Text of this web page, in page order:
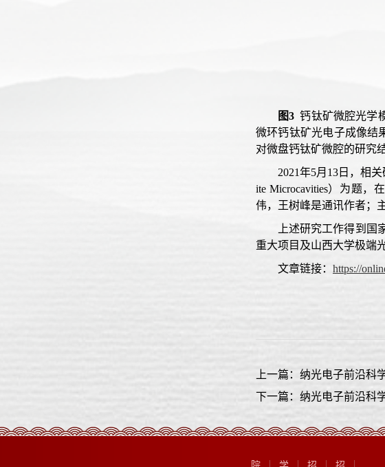
图3 钙钛矿微腔光学
微环钙钛矿光电子成像结
对微盘钙钛矿微腔的研究
2021年5月13日，相
ite Microcavities）为题，
伟，王树峰是通讯作者；
上述研究工作得到
重大项目及山西大学极端
文章链接： https://
上一篇：纳光电子前沿
下一篇：纳光电子前沿科